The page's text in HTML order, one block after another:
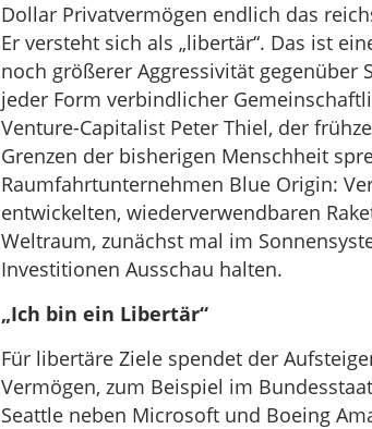
Dollar Privatvermögen endlich das
Er versteht sich als „libertär“. Das ist
noch größerer Aggressivität gegenüber
jeder Form verbindlicher
Venture-Capitalist Peter Thiel, der
Grenzen der bisherigen Menschheit
Raumfahrtunternehmen Blue Origin:
entwickelten, wiederverwendbaren
Weltraum, zunächst mal im
Investitionen Ausschau halten.
„Ich bin ein Libertär“
Für libertäre Ziele spendet der
Vermögen, zum Beispiel im
Seattle neben Microsoft und Boeing